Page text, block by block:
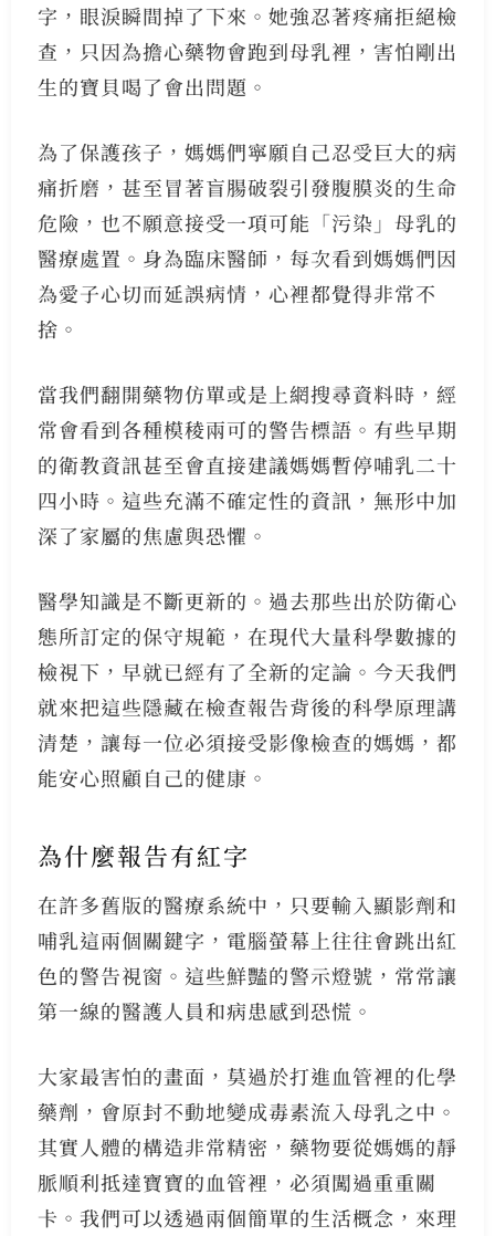
字，眼淚瞬間掉了下來。她強忍著疼痛拒絕檢
查，只因為擔心藥物會跑到母乳裡，害怕剛出
生的寶貝喝了會出問題。
為了保護孩子，媽媽們寧願自己忍受巨大的病
痛折磨，甚至冒著盲腸破裂引發腹膜炎的生命
危險，也不願意接受一項可能「污染」母乳的
醫療處置。身為臨床醫師，每次看到媽媽們因
為愛子心切而延誤病情，心裡都覺得非常不
捨。
當我們翻開藥物仿單或是上網搜尋資料時，經
常會看到各種模稜兩可的警告標語。有些早期
的衛教資訊甚至會直接建議媽媽暫停哺乳二十
四小時。這些充滿不確定性的資訊，無形中加
深了家屬的焦慮與恐懼。
醫學知識是不斷更新的。過去那些出於防衛心
態所訂定的保守規範，在現代大量科學數據的
檢視下，早就已經有了全新的定論。今天我們
就來把這些隱藏在檢查報告背後的科學原理講
清楚，讓每一位必須接受影像檢查的媽媽，都
能安心照顧自己的健康。
為什麼報告有紅字
在許多舊版的醫療系統中，只要輸入顯影劑和
哺乳這兩個關鍵字，電腦螢幕上往往會跳出紅
色的警告視窗。這些鮮豔的警示燈號，常常讓
第一線的醫護人員和病患感到恐慌。
大家最害怕的畫面，莫過於打進血管裡的化學
藥劑，會原封不動地變成毒素流入母乳之中。
其實人體的構造非常精密，藥物要從媽媽的靜
脈順利抵達寶寶的血管裡，必須闖過重重關
卡。我們可以透過兩個簡單的生活概念，來理